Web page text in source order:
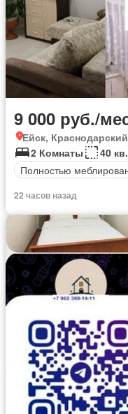
9 000 руб./
Ейск,
2 Комнаты
40
Полностью
22 часов назад